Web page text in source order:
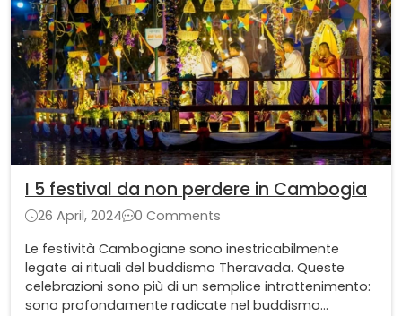
I 5 festival da non perdere in Cambogia
26 April, 2024
0 Comments
Le festività Cambogiane sono inestricabilmente
legate ai rituali del buddismo Theravada. Queste
celebrazioni sono più di un semplice intrattenimento:
sono profondamente radicate nel buddismo